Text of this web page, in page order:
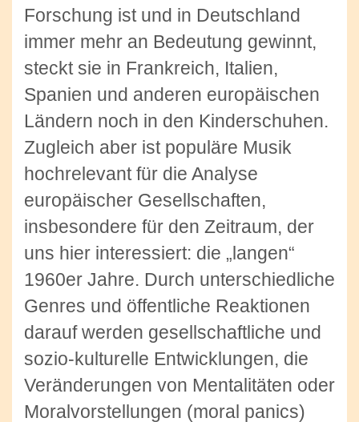
Forschung ist und in Deutschland
immer mehr an Bedeutung gewinnt,
steckt sie in Frankreich, Italien,
Spanien und anderen europäischen
Ländern noch in den Kinderschuhen.
Zugleich aber ist populäre Musik
hochrelevant für die Analyse
europäischer Gesellschaften,
insbesondere für den Zeitraum, der
uns hier interessiert: die „langen“
1960er Jahre. Durch unterschiedliche
Genres und öffentliche Reaktionen
darauf werden gesellschaftliche und
sozio-kulturelle Entwicklungen, die
Veränderungen von Mentalitäten oder
Moralvorstellungen (moral panics)